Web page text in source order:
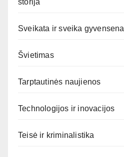
storija
Sveikata ir sveika gyvensena
Švietimas
Tarptautinės naujienos
Technologijos ir inovacijos
Teisė ir kriminalistika